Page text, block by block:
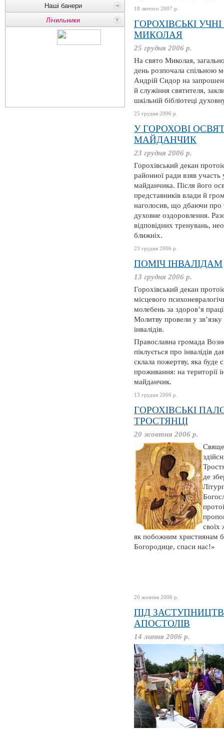
Наші банери
Лічильники
18 лютого 2007 р.
ГОРОХІВСЬКІ
МИКОЛАЯ
25 грудня 2006 р.
На свято Миколая,
день розпочала спільною
Андрій Сидор на
й служіння святителя,
шкільній бібліотеці
25 грудня 2006 р.
У ГОРОХОВІ
МАЙДАНЧИК
23 грудня 2006 р.
Горохівський декан
районної ради взяв участь
майданчика. Після його
представників влади й
наголосив, що дбаючи про
духовне оздоровлення.
відповідних тренувань,
ближніх.
23 грудня 2006 р.
ПОМІЧ ІНВАЛІДАМ
13 грудня 2006 р.
Горохівський декан
місцевого
молебень за здоров’я
Молитву провели у
інвалідів.
Православна громада
піклується про інвалідів
склала пожертву, яка
проживання: на території
майданчик.
13 грудня 2006 р.
ГОРОХІВСЬКІ
ТРОСТЯНЦІ
20 жовтня 2006 р.
де
своїх
як побожним християнам
Богородице, спаси нас!»
20 жовтня 2006 р.
ПІД
АПОСТОЛІВ
14 липня 2006 р.